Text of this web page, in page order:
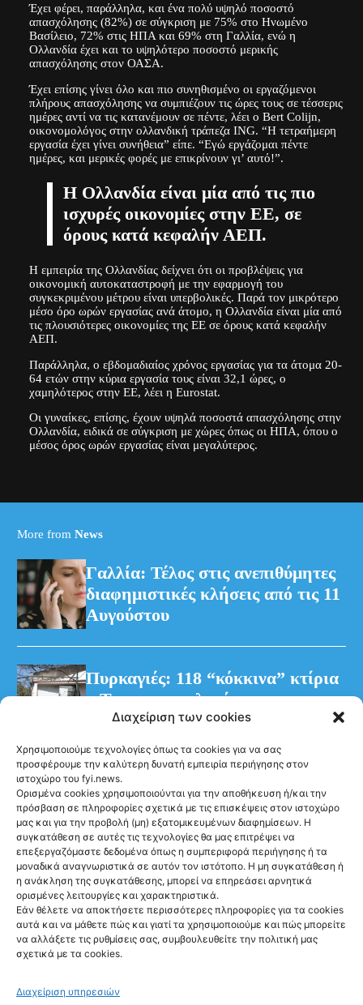
Διαχείριση των cookies
Χρησιμοποιούμε τεχνολογίες όπως τα cookies για να σας
προσφέρουμε την καλύτερη δυνατή εμπειρία περιήγησης στον
ιστοχώρο του fyi.news.
Ορισμένα cookies χρησιμοποιούνται για την αποθήκευση ή/και την
πρόσβαση σε πληροφορίες σχετικά με τις επισκέψεις στον ιστοχώρο
μας και για την προβολή (μη) εξατομικευμένων διαφημίσεων. Η
συγκατάθεση σε αυτές τις τεχνολογίες θα μας επιτρέψει να
επεξεργαζόμαστε δεδομένα όπως η συμπεριφορά περιήγησης ή τα
μοναδικά αναγνωριστικά σε αυτόν τον ιστότοπο. Η μη συγκατάθεση ή
η ανάκληση της συγκατάθεσης, μπορεί να επηρεάσει αρνητικά
ορισμένες λειτουργίες και χαρακτηριστικά.
Εάν θέλετε να αποκτήσετε περισσότερες πληροφορίες για τα cookies
αυτά και να μάθετε πώς και γιατί τα χρησιμοποιούμε και πώς μπορείτε
να αλλάξετε τις ρυθμίσεις σας, συμβουλευθείτε την πολιτική μας
σχετικά με τα cookies.
Διαχείριση υπηρεσιών
Έχει φέρει, παράλληλα, και ένα πολύ υψηλό ποσοστό
απασχόλησης (82%) σε σύγκριση με 75% στο Ηνωμένο
Βασίλειο, 72% στις ΗΠΑ και 69% στη Γαλλία, ενώ η
Ολλανδία έχει και το υψηλότερο ποσοστό μερικής
απασχόλησης στον ΟΑΣΑ.
Έχει επίσης γίνει όλο και πιο συνηθισμένο οι εργαζόμενοι
πλήρους απασχόλησης να συμπιέζουν τις ώρες τους σε τέσσερις
ημέρες αντί να τις κατανέμουν σε πέντε, λέει ο Bert Colijn,
οικονομολόγος στην ολλανδική τράπεζα ING. “Η τετραήμερη
εργασία έχει γίνει συνήθεια” είπε. “Εγώ εργάζομαι πέντε
ημέρες, και μερικές φορές με επικρίνουν γι’ αυτό!”.
Η Ολλανδία είναι μία από τις πιο
ισχυρές οικονομίες στην ΕΕ, σε
όρους κατά κεφαλήν ΑΕΠ.
Η εμπειρία της Ολλανδίας δείχνει ότι οι προβλέψεις για
οικονομική αυτοκαταστροφή με την εφαρμογή του
συγκεκριμένου μέτρου είναι υπερβολικές. Παρά τον μικρότερο
μέσο όρο ωρών εργασίας ανά άτομο, η Ολλανδία είναι μία από
τις πλουσιότερες οικονομίες της ΕΕ σε όρους κατά κεφαλήν
ΑΕΠ.
Παράλληλα, ο εβδομαδιαίος χρόνος εργασίας για τα άτομα 20-
64 ετών στην κύρια εργασία τους είναι 32,1 ώρες, ο
χαμηλότερος στην ΕΕ, λέει η Eurostat.
Οι γυναίκες, επίσης, έχουν υψηλά ποσοστά απασχόλησης στην
Ολλανδία, ειδικά σε σύγκριση με χώρες όπως οι ΗΠΑ, όπου ο
μέσος όρος ωρών εργασίας είναι μεγαλύτερος.
More from News
Γαλλία: Τέλος στις ανεπιθύμητες
διαφημιστικές κλήσεις από τις 11
Αυγούστου
Πυρκαγιές: 118 “κόκκινα” κτίρια
– Τρεις προφυλακίσεις για τη
φωτιά στη Βοιωτία
Ακολούθησέ μας
Newsletter